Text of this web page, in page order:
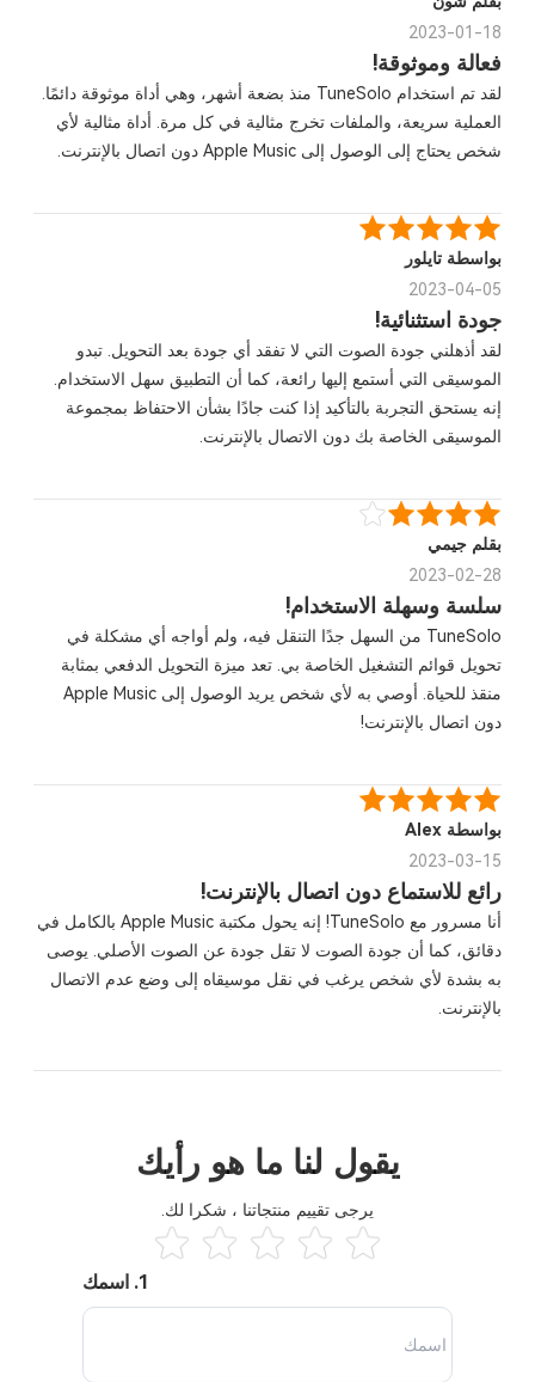
2023-01-18
فعالة وموثوقة!
لقد تم استخدام TuneSolo منذ بضعة أشهر، وهي أداة موثوقة دائمًا.
العملية سريعة، والملفات تخرج مثالية في كل مرة. أداة مثالية لأي
شخص يحتاج إلى الوصول إلى Apple Music دون اتصال بالإنترنت.
بواسطة تايلور
2023-04-05
جودة استثنائية!
لقد أذهلني جودة الصوت التي لا تفقد أي جودة بعد التحويل. تبدو
الموسيقى التي أستمع إليها رائعة، كما أن التطبيق سهل الاستخدام.
إنه يستحق التجربة بالتأكيد إذا كنت جادًا بشأن الاحتفاظ بمجموعة
الموسيقى الخاصة بك دون الاتصال بالإنترنت.
بقلم جيمي
2023-02-28
سلسة وسهلة الاستخدام!
TuneSolo من السهل جدًا التنقل فيه، ولم أواجه أي مشكلة في
تحويل قوائم التشغيل الخاصة بي. تعد ميزة التحويل الدفعي بمثابة
منقذ للحياة. أوصي به لأي شخص يريد الوصول إلى Apple Music
دون اتصال بالإنترنت!
بواسطة Alex
2023-03-15
رائع للاستماع دون اتصال بالإنترنت!
أنا مسرور مع TuneSolo! إنه يحول مكتبة Apple Music بالكامل في
دقائق، كما أن جودة الصوت لا تقل جودة عن الصوت الأصلي. يوصى
به بشدة لأي شخص يرغب في نقل موسيقاه إلى وضع عدم الاتصال
بالإنترنت.
يقول لنا ما هو رأيك
يرجى تقييم منتجاتنا ، شكرا لك.
1. اسمك